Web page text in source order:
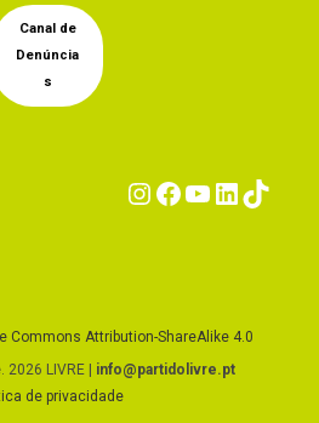
Canal de
Denúncia
s
Instagram
Facebook
Commons Attribution-ShareAlike 4.0
. 2026 LIVRE | info@partidolivre.pt
de privacidade